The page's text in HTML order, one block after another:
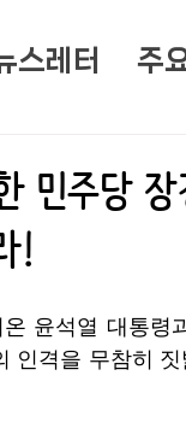
스레터 주
민주당
!
윤석열 대통령
인격을 무참히